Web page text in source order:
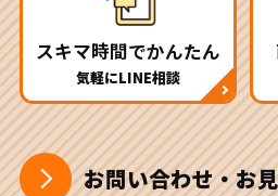
スキマ時間でかんたん
気軽にLINE相談
お問い合わせ・お